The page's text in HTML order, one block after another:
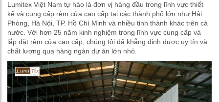
Lumitex Việt Nam tự hào là đơn vị hàng đầu trong lĩnh vực thiết
kế và cung cấp rèm cửa cao cấp tại các thành phố lớn như Hải
Phòng, Hà Nội, TP. Hồ Chí Minh và nhiều tỉnh thành khác trên cả
nước. Với hơn 25 năm kinh nghiệm trong lĩnh vực cung cấp và
lắp đặt rèm cửa cao cấp, chúng tôi đã khẳng định được uy tín và
chất lượng qua hàng ngàn dự án lớn nhỏ.